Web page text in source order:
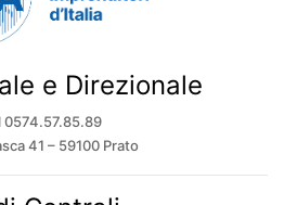
e Direzionale
0574.57.85.89
41 – 59100 Prato